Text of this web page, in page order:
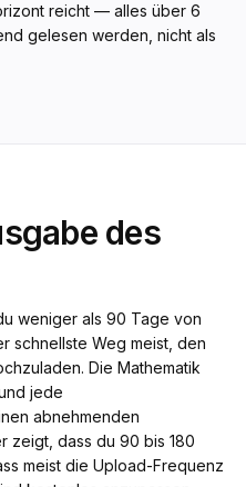
reicht — alles über 6
gelesen werden, nicht als
des
weniger als 90 Tage von
schnellste Weg meist, den
Die Mathematik
jede
abnehmenden
zeigt, dass du 90 bis 180
meist die Upload-Frequenz